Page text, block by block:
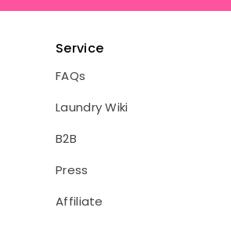
Service
FAQs
Laundry Wiki
B2B
Press
Affiliate